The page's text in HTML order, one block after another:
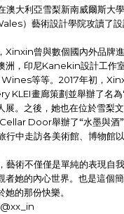
澳大利亞雪梨新南威爾斯大
）藝術設計學院攻讀了
Xinxin曾與數個國內外品牌
洲，印尼Kanekin設計工作
等等。 2017年初，
KLEI畫廊策劃並舉辦了名
展。之後，她也在位於雪梨
Door舉辦了“水墨與酒
行中走訪各美術館、博物館
藝術不僅僅是單純的表現自
者她的內心世界。也是這個
的那份快樂。
@xx_in